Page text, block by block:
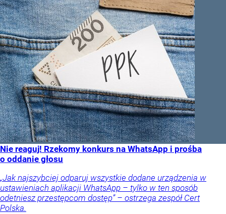
Nie reaguj! Rzekomy konkurs na WhatsApp i prośba
o oddanie głosu
„Jak najszybciej odparuj wszystkie dodane urządzenia w
ustawieniach aplikacji WhatsApp – tylko w ten sposób
odetniesz przestępcom dostęp” – ostrzega zespół Cert
Polska.